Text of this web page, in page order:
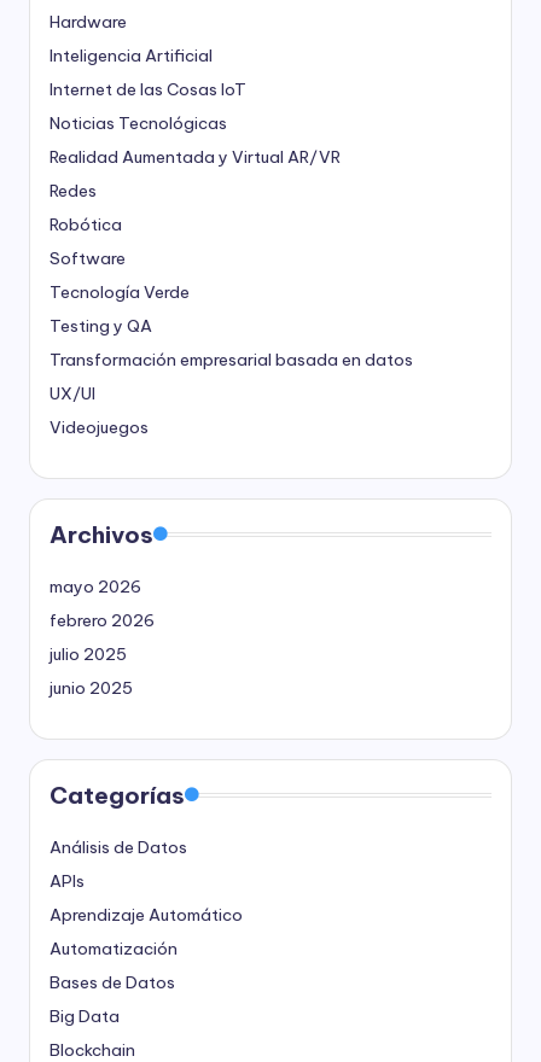
Hardware
Inteligencia Artificial
Internet de las Cosas IoT
Noticias Tecnológicas
Realidad Aumentada y Virtual AR/VR
Redes
Robótica
Software
Tecnología Verde
Testing y QA
Transformación empresarial basada en datos
UX/UI
Videojuegos
Archivos
mayo 2026
febrero 2026
julio 2025
junio 2025
Categorías
Análisis de Datos
APIs
Aprendizaje Automático
Automatización
Bases de Datos
Big Data
Blockchain